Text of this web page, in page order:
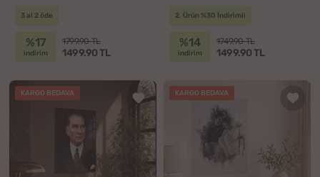
3 al 2 öde
%17
indirim
1799.90 TL
1499.90 TL
2. Ürün %30 İndirimli
%14
indirim
1749.90 TL
1499.90 TL
KARGO BEDAVA KARGO BEDAVA